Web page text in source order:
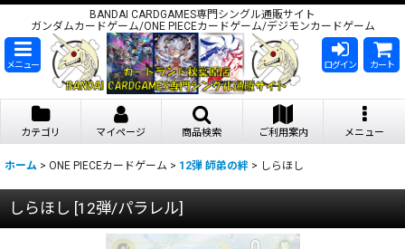
BANDAI CARDGAMES専門シングル通販サイト
ガンダムカードゲーム/ONE PIECEカードゲーム/デジモンカードゲーム
メニュー ログイン カート
カテゴリ マイページ 商品検索 ご利用案内 メニュー
ホーム > ONE PIECEカードゲーム > 12弾 師弟の絆 > しらほし
しらほし [12弾/パラレル]